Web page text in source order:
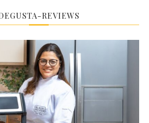
REVIEWS